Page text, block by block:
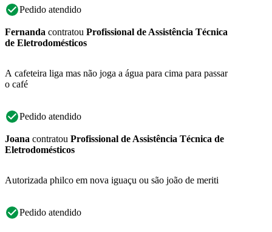
Pedido atendido
Fernanda contratou Profissional de Assistência Técnica
de Eletrodomésticos
A cafeteira liga mas não joga a água para cima para passar
o café
Pedido atendido
Joana contratou Profissional de Assistência Técnica de
Eletrodomésticos
Autorizada philco em nova iguaçu ou são joão de meriti
Pedido atendido